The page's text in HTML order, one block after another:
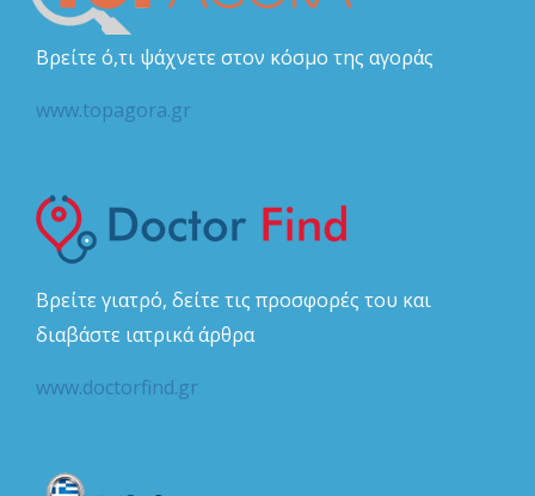
Βρείτε ό,τι ψάχνετε στον κόσμο της αγοράς
www.topagora.gr
Βρείτε γιατρό, δείτε τις προσφορές του και
διαβάστε ιατρικά άρθρα
www.doctorfind.gr